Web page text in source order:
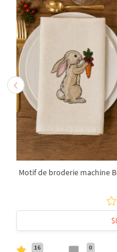
Motif de broderie machine
16 0